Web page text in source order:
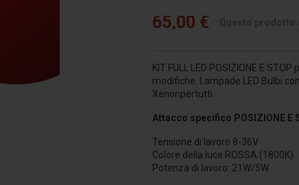
65,00 €
KIT FULL LED POSIZIONE E
modifiche. Lampade LED Bulbi con
Xenonpertutti.
Attacco specifico POSIZIONE E
Tensione di lavoro 8-36V
Colore della luce ROSSA (1800K)
Potenza di lavoro: 21W/5W